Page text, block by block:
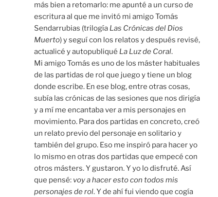
más bien a retomarlo: me apunté a un curso de
escritura al que me invitó mi amigo Tomás
Sendarrubias (trilogía Las Crónicas del Dios
Muerto) y seguí con los relatos y después revisé,
actualicé y autopubliqué La Luz de Coral.
Mi amigo Tomás es uno de los máster habituales
de las partidas de rol que juego y tiene un blog
donde escribe. En ese blog, entre otras cosas,
subía las crónicas de las sesiones que nos dirigía
y a mí me encantaba ver a mis personajes en
movimiento. Para dos partidas en concreto, creó
un relato previo del personaje en solitario y
también del grupo. Eso me inspiró para hacer yo
lo mismo en otras dos partidas que empecé con
otros másters. Y gustaron. Y yo lo disfruté. Así
que pensé: voy a hacer esto con todos mis
personajes de rol. Y de ahí fui viendo que cogía